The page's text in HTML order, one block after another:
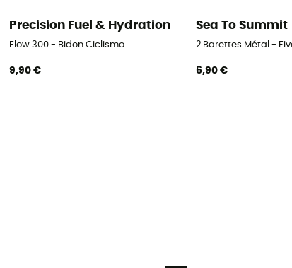
Precision Fuel & Hydration
Flow 300 - Bidon Ciclismo
9,90 €
Sea To Summit
2 Barettes Métal -
6,90 €